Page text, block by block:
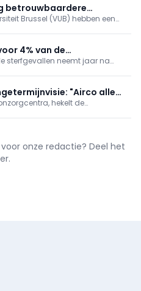
betrouwbaardere
Brussel (VUB) hebben een
4% van de
sterfgevallen neemt jaar na
"Airco alleen
hekelt de
van de
onze redactie? Deel het